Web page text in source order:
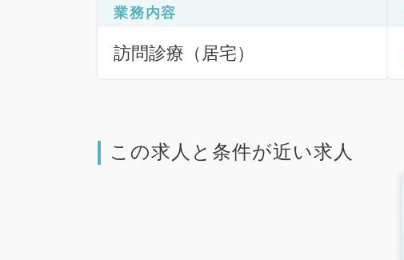
業務内容
訪問診療（居宅）
この求人と条件が近い求人